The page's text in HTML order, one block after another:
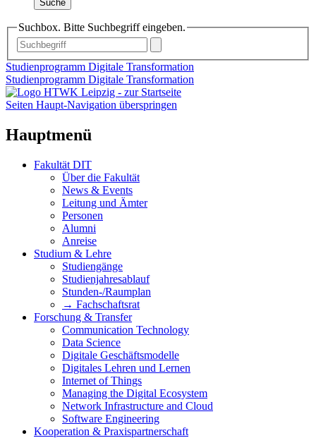
Suche
Suchbox. Bitte Suchbegriff eingeben.
Studienprogramm Digitale Transformation
Studienprogramm Digitale Transformation
Seiten Haupt-Navigation überspringen
Hauptmenü
Fakultät DIT
Über die Fakultät
News & Events
Leitung und Ämter
Personen
Alumni
Anreise
Studium & Lehre
Studiengänge
Studienjahresablauf
Stunden-/Raumplan
→ Fachschaftsrat
Forschung & Transfer
Communication Technology
Data Science
Digitale Geschäftsmodelle
Digitales Lehren und Lernen
Internet of Things
Managing the Digital Ecosystem
Network Infrastructure and Cloud
Software Engineering
Kooperation & Praxispartnerschaft